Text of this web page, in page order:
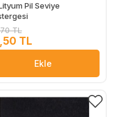
Pil Seviye
TL
TL
Ekle